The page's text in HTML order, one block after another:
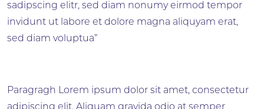
sadipscing elitr, sed diam nonumy eirmod tempor
invidunt ut labore et dolore magna aliquyam erat,
sed diam voluptua”
Paragragh Lorem ipsum dolor sit amet, consectetur